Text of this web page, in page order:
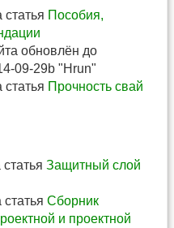
Пособия,
обновлён до
09-29b "Hrun"
Прочность свай
Защитный слой
Сборник
и проектной